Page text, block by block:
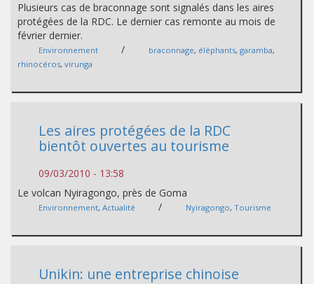
Plusieurs cas de braconnage sont signalés dans les aires
protégées de la RDC. Le dernier cas remonte au mois de
février dernier.
Environnement / braconnage, éléphants, garamba,
rhinocéros, virunga
Les aires protégées de la RDC
bientôt ouvertes au tourisme
09/03/2010 - 13:58
Le volcan Nyiragongo, près de Goma
Environnement, Actualité / Nyiragongo, Tourisme
Unikin: une entreprise chinoise